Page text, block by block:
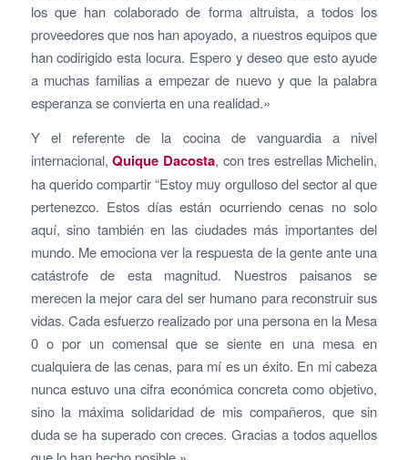
los que han colaborado de forma altruista, a todos los
proveedores que nos han apoyado, a nuestros equipos que
han codirigido esta locura. Espero y deseo que esto ayude
a muchas familias a empezar de nuevo y que la palabra
esperanza se convierta en una realidad.»
Y el referente de la cocina de vanguardia a nivel
internacional,Quique Dacosta, con tres estrellas Michelin,
ha querido compartir “Estoy muy orgulloso del sector al que
pertenezco. Estos días están ocurriendo cenas no solo
aquí, sino también en las ciudades más importantes del
mundo. Me emociona ver la respuesta de la gente ante una
catástrofe de esta magnitud. Nuestros paisanos se
merecen la mejor cara del ser humano para reconstruir sus
vidas. Cada esfuerzo realizado por una persona en la Mesa
0 o por un comensal que se siente en una mesa en
cualquiera de las cenas, para mí es un éxito. En mi cabeza
nunca estuvo una cifra económica concreta como objetivo,
sino la máxima solidaridad de mis compañeros, que sin
duda se ha superado con creces. Gracias a todos aquellos